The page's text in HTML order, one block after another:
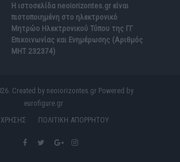
Η ιστοσελίδα neoiorizontes.grείναι
πιστοποιημένη στο ηλεκτρονικό
Μητρώο Ηλεκτρονικού Τύπου της ΓΓ
Επικοινωνίας και Ενημέρωσης (Αριθμός
ΜΗΤ 232374)
Created by neoiorizontes.gr Powered by
eurofigure.gr
ΧΡΗΣΗΣ
ΠΟΛΙΤΙΚΗ ΑΠΟΡΡΗΤΟΥ